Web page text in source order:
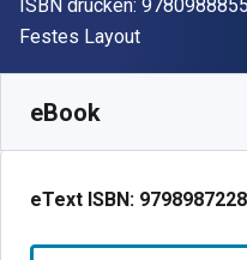
ISBN drucken:
Format
Festes Layout
eBook
eText ISBN: